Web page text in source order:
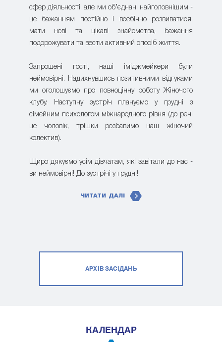
сфер діяльності, але ми об’єднані найголовнішим -
це бажанням постійно і всебічно розвиватися,
мати нові та цікаві знайомства, бажання
подорожувати та вести активний спосіб життя.
Запрошені гості, наші іміджмейкери були
неймовірні. Надихнувшись позитивними відгуками
ми оголошуємо про повноцінну роботу Жіночого
клубу. Наступну зустріч плануємо у грудні з
сімейним психологом міжнародного рівня (до речі
це чоловік, трішки розбавимо наш жіночий
колектив).
Щиро дякуємо усім дівчатам, які завітали до нас -
ви неймовірні! До зустрічі у грудні!
ЧИТАТИ ДАЛІ
АРХІВ ЗАСІДАНЬ
КАЛЕНДАР